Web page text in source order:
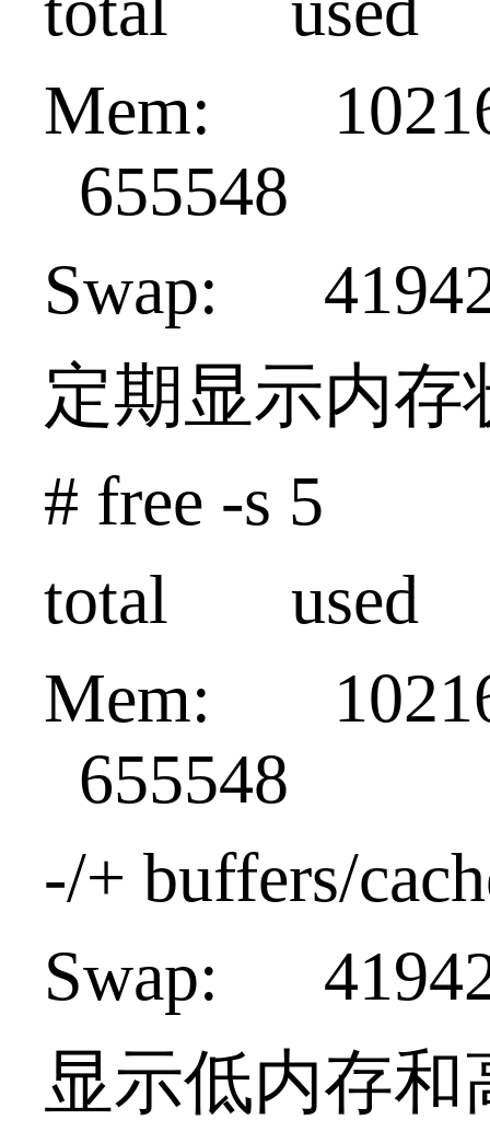
Mem:
655548
Swap:
定期显示内存
# free -s 5
total used
Mem:
655548
-/+ buffers/
Swap:
显示低内存